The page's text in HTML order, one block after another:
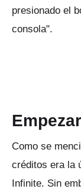
presionado el
consola".
Como se
créditos era la
Infinite. Sin